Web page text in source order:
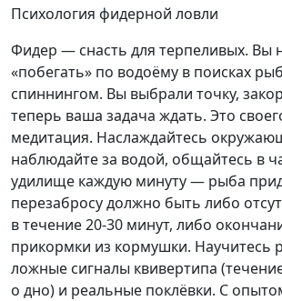
Психология фидерной ловли
Фидер — снасть для терпеливых. Вы
«побегать» по водоёму в поисках
спиннингом. Вы выбрали точку,
теперь ваша задача ждать. Это
медитация. Наслаждайтесь
наблюдайте за водой, общайтесь в
удилище каждую минуту — рыба
перезабросу должно быть либо
в течение 20-30 минут, либо
прикормки из кормушки. Научитесь
ложные сигналы квивертипа
о дно) и реальные поклёвки. С